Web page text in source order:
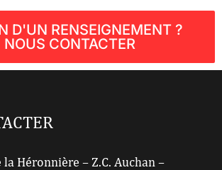
D'UN RENSEIGNEMENT ?
NOUS CONTACTER
la Héronnière – Z.C. Auchan –